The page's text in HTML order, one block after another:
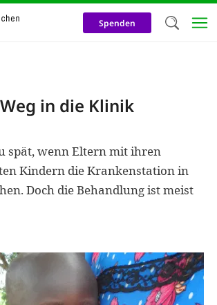
Spenden
in die Klinik
spät, wenn Eltern mit ihren
Kindern die Krankenstation in
Doch die Behandlung ist meist
nutzen
helfen
Online-